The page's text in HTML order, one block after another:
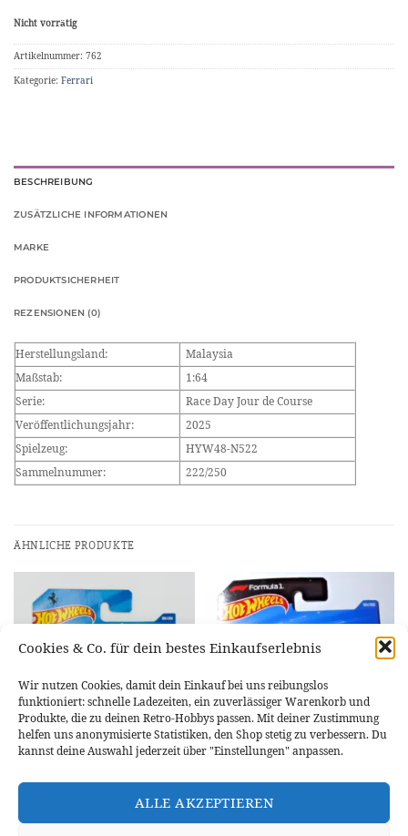
Cookies & Co. für dein bestes Einkaufserlebnis
Wir nutzen Cookies, damit dein Einkauf bei uns reibungslos
funktioniert: schnelle Ladezeiten, ein zuverlässiger Warenkorb und
Produkte, die zu deinen Retro-Hobbys passen. Mit deiner Zustimmung
helfen uns anonymisierte Statistiken, den Shop stetig zu verbessern. Du
kannst deine Auswahl jederzeit über "Einstellungen" anpassen.
ALLE AKZEPTIEREN
Nicht vorrätig
Artikelnummer: 762
Kategorie: Ferrari
BESCHREIBUNG
ZUSÄTZLICHE INFORMATIONEN
MARKE
PRODUKTSICHERHEIT
REZENSIONEN (0)
Herstellungsland:
Malaysia
Maßstab:
1:64
Serie:
Race Day Jour de Course
Veröffentlichungsjahr:
2025
Spielzeug:
HYW48-N522
Sammelnummer:
222/250
ÄHNLICHE PRODUKTE